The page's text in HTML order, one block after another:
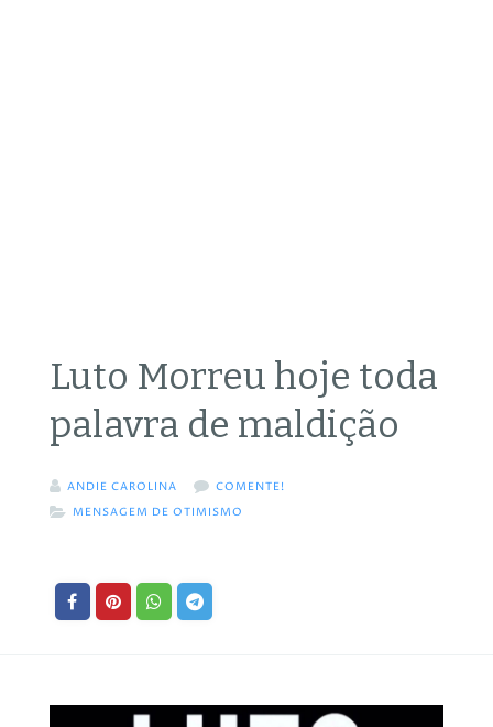
Luto Morreu hoje toda
palavra de maldição
ANDIE CAROLINA
COMENTE!
MENSAGEM DE OTIMISMO